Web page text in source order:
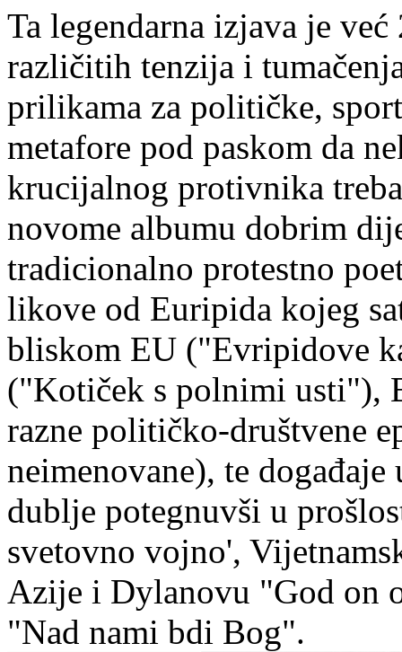
Ta legendarna izjava je
različitih tenzija i
prilikama za političke,
metafore pod paskom da
krucijalnog protivnika
novome albumu dobrim
tradicionalno protestno
likove od Euripida kojeg
bliskom EU ("Evripidove
("Kotiček s polnimi usti"),
razne političko-društvene
neimenovane), te
dublje potegnuvši u
svetovno vojno',
Azije i Dylanovu "God on
"Nad nami bdi Bog".